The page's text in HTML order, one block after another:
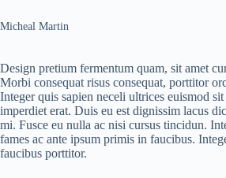
Micheal Martin
Design pretium fermentum quam, sit amet
Morbi consequat risus consequat, porttitor
Integer quis sapien neceli ultrices euismod
imperdiet erat. Duis eu est dignissim lacus
mi. Fusce eu nulla ac nisi cursus tincidun.
fames ac ante ipsum primis in faucibus.
faucibus porttitor.